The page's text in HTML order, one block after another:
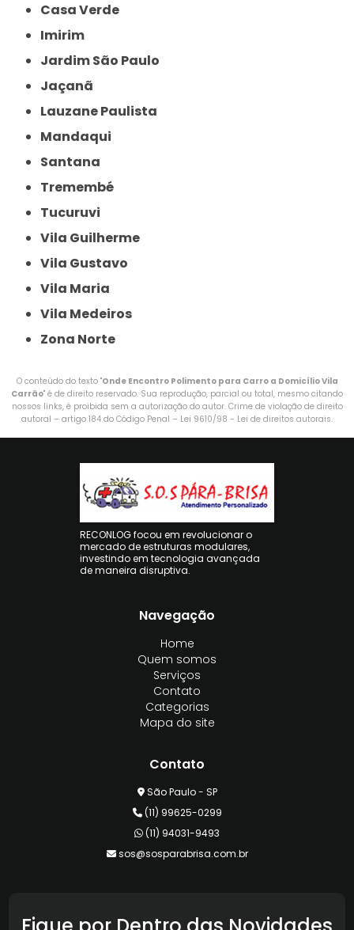
Casa Verde
Imirim
Jardim São Paulo
Jaçanã
Lauzane Paulista
Mandaqui
Santana
Tremembé
Tucuruvi
Vila Guilherme
Vila Gustavo
Vila Maria
Vila Medeiros
Zona Norte
O conteúdo do texto "Onde Encontro Polimento para Carro a Domicílio Vila
Carrão" é de direito reservado. Sua reprodução, parcial ou total, mesmo citando
nossos links, é proibida sem a autorização do autor. Crime de violação de direito
autoral – artigo 184 do Código Penal – Lei 9610/98 - Lei de direitos autorais.
RECONLOG focou em revolucionar o
mercado de estruturas modulares,
investindo em tecnologia avançada
de maneira disruptiva.
Navegação
Home
Quem somos
Serviços
Contato
Categorias
Mapa do site
Contato
São Paulo - SP
(11) 99625-0299
(11) 94031-9493
sos@sosparabrisa.com.br